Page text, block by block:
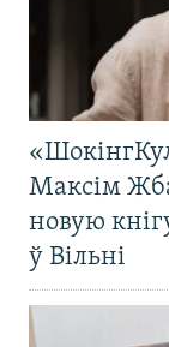
Максім
новую
ў Вільні